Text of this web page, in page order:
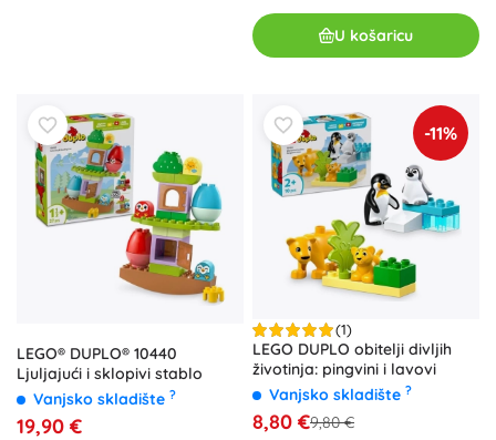
U košaricu
LEGO® DUPLO® 10440
Ljuljajući i sklopivi stablo
Vanjsko skladište ?
19,90 €
-11%
(1)
LEGO DUPLO obitelji divljih
životinja: pingvini i lavovi
Vanjsko skladište ?
8,80 €9,80 €